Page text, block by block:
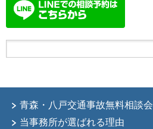
青森・八戸交通事故無料相談会
当事務所が選ばれる理由